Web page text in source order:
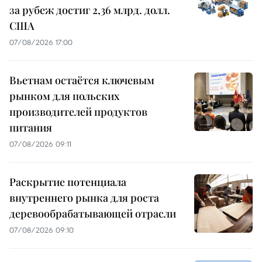
за рубеж достиг 2,36 млрд. долл.
США
07/08/2026 17:00
Вьетнам остаётся ключевым
рынком для польских
производителей продуктов
питания
07/08/2026 09:11
Раскрытие потенциала
внутреннего рынка для роста
деревообрабатывающей отрасли
07/08/2026 09:10